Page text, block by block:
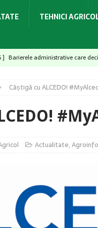
TEHNICI
] Barierele administrative care
Arsurile solare și stresul termic
Performanța hibridului PT315 s-
Cropwise Imagery vă arată
] Legea Biodiversității între miza
Căștigă cu ALCEDO!
Actualitate,Agroinfo